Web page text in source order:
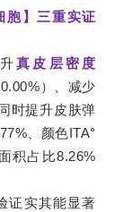
胞】三重实证
真皮层密度
）、减少
时提升皮肤弹
、颜色ITA°
积占比8.26%
证实其能显著